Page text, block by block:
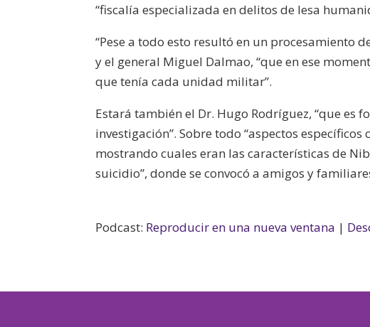
“fiscalía especializada en delitos de lesa
“Pese a todo esto resultó en un procesamiento
y el general Miguel Dalmao, “que en ese
que tenía cada unidad militar”.
Estará también el Dr. Hugo Rodríguez, “que es
investigación”. Sobre todo “aspectos
mostrando cuales eran las características de
suicidio”, donde se convocó a amigos y
Podcast: Reproducir en una nueva ventana |